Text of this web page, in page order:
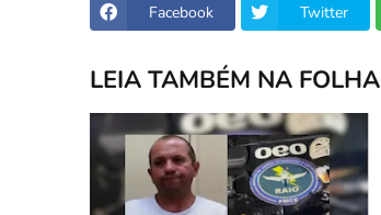
Facebook Twitter
LEIA TAMBÉM NA FOLHA